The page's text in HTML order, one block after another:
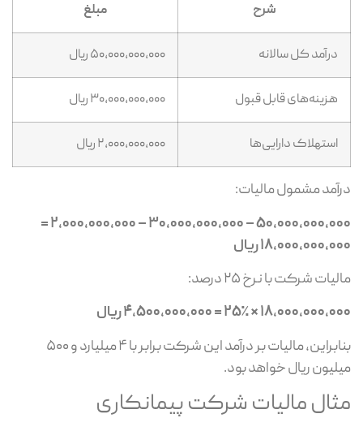
شرح مبلغ
درآمد کل سالانه ۵۰,۰۰۰,۰۰۰,۰۰۰ ریال
هزینه‌های قابل قبول ۳۰,۰۰۰,۰۰۰,۰۰۰ ریال
استهلاک دارایی‌ها ۲,۰۰۰,۰۰۰,۰۰۰ ریال
مشمول مالیات:
۵۰,۰۰۰,۰۰۰,۰۰۰ – ۳۰,۰۰۰,۰۰۰,۰۰۰ – ۲,۰۰۰,۰۰۰,۰۰۰ =
ریال
شرکت با نرخ ۲۵ درصد:
× ۲۵٪ = ۴,۵۰۰,۰۰۰,۰۰۰ ریال
بنابراین، مالیات بر درآمد این شرکت برابر با ۴ میلیارد و ۵۰۰
ریال خواهد بود.
مالیات شرکت پیمانکاری